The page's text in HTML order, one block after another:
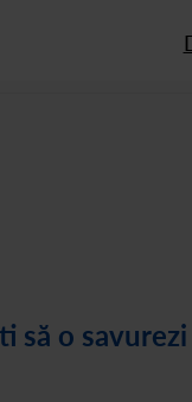
să o savurezi